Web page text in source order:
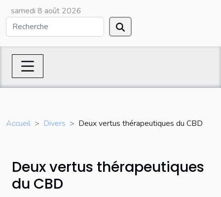
samedi 8 août 2026
Accueil Divers Deux vertus thérapeutiques du CBD
Deux vertus thérapeutiques
du CBD